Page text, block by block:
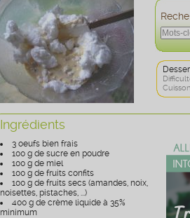
Ingrédients
3 oeufs bien frais
100 g de sucre en poudre
100 g de miel
100 g de fruits confits
100 g de fruits secs (amandes, noix,
noisettes, pistaches, ...)
400 g de crème liquide à 35%
minimum